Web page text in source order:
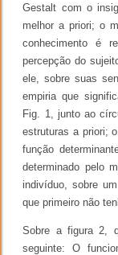
Gestalt com o
melhor a priori; o
conhecimento é
percepção do
ele, sobre suas
empiria que
Fig. 1, junto ao
estruturas a priori;
função
determinado pelo
indivíduo, sobre
que primeiro não
Sobre a figura 2,
seguinte: O